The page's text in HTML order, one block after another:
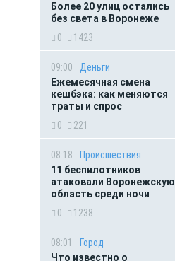
Более 20 улиц остались
без света в Воронеже
0
1423
09:00
Деньги
Ежемесячная смена
кешбэка: как меняются
траты и спрос
0
221
08:18
Происшествия
11 беспилотников
атаковали Воронежскую
область среди ночи
0
1238
08:01
Город
Что известно о